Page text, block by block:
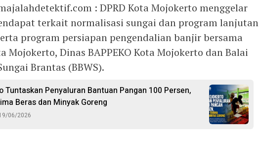
majalahdetektif.com : DPRD Kota Mojokerto menggelar
terkait normalisasi sungai dan program lanjutan
program persiapan pengendalian banjir bersama
Mojokerto, Dinas BAPPEKO Kota Mojokerto dan Balai
Brantas (BBWS).
Tuntaskan Penyaluran Bantuan Pangan 100 Persen,
Beras dan Minyak Goreng
06/2026